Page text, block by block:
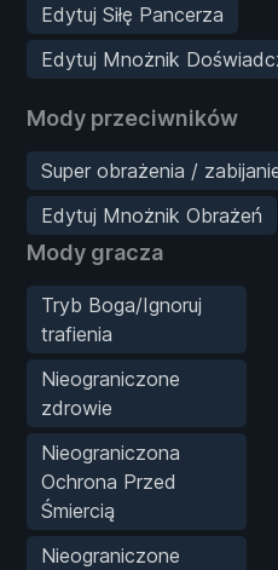
Edytuj Siłę Pancerza
Edytuj Mnożnik
Mody przeciwników
Super obrażenia /
Edytuj Mnożnik Obrażeń
Mody gracza
Tryb Boga/Ignoruj
trafienia
Nieograniczone
zdrowie
Nieograniczona
Ochrona Przed
Śmiercią
Nieograniczone